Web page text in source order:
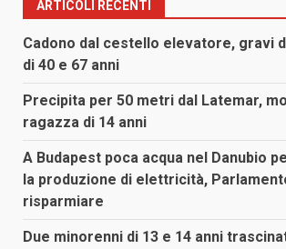
ARTICOLI RECENTI
Cadono dal cestello elevatore, gravi
di 40 e 67 anni
Precipita per 50 metri dal Latemar,
ragazza di 14 anni
A Budapest poca acqua nel Danubio
la produzione di elettricità,
risparmiare
Due minorenni di 13 e 14 anni